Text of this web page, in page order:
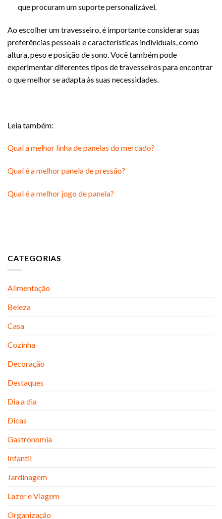
que procuram um suporte personalizável.
Ao escolher um travesseiro, é importante considerar suas
preferências pessoais e características individuais, como
altura, peso e posição de sono. Você também pode
experimentar diferentes tipos de travesseiros para encontrar
o que melhor se adapta às suas necessidades.
Leia também:
Qual a melhor linha de panelas do mercado?
Qual é a melhor panela de pressão?
Qual é a melhor jogo de panela?
CATEGORIAS
Alimentação
Beleza
Casa
Cozinha
Decoração
Destaques
Dia a dia
Dicas
Gastronomia
Infantil
Jardinagem
Lazer e Viagem
Organização